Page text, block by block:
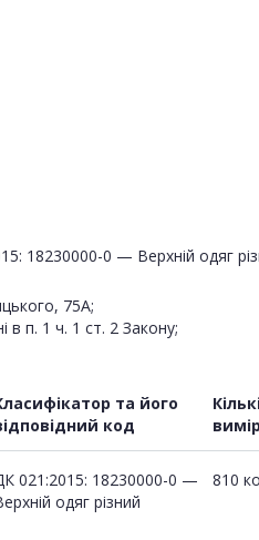
18230000-0 — Верхній одяг
75А;
в п. 1 ч. 1 ст. 2 Закону;
та його
код
021:2015: 18230000-0 —
одяг різний
810